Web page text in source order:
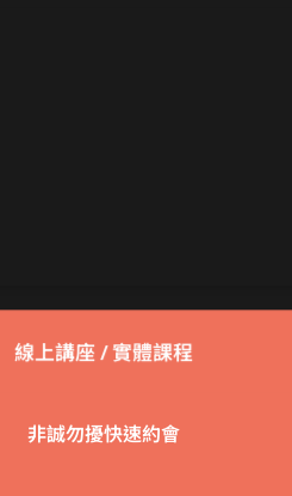
線上講座 / 實體課程
非誠勿擾快速約會